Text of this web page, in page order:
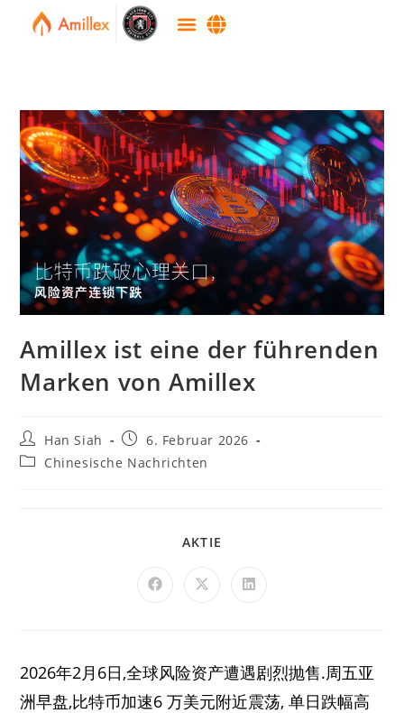
Amillex ist eine der führenden
Marken von Amillex
Han Siah
6. Februar 2026
Chinesische Nachrichten
AKTIE
2026年2月6日,全球风险资产遭遇剧烈抛售.周五亚
洲早盘,比特币加速6 万美元附近震荡, 单日跌幅高